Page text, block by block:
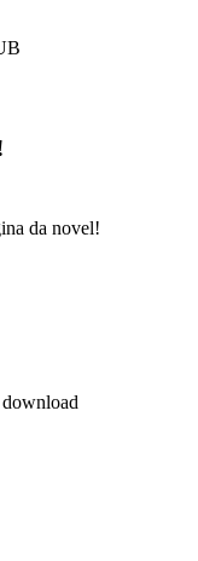
da novel!
download